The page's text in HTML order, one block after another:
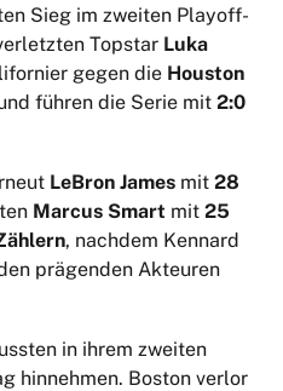
Sieg im zweiten Playoff-
Topstar Luka
gegen die Houston
führen die Serie mit 2:0
LeBron James mit 28
Marcus Smart mit 25
, nachdem Kennard
prägenden Akteuren
in ihrem zweiten
hinnehmen. Boston verlor